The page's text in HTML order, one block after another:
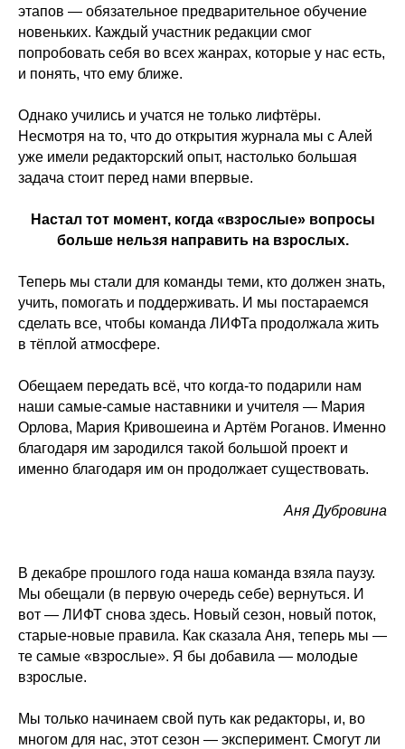
этапов — обязательное предварительное обучение
новеньких. Каждый участник редакции смог
попробовать себя во всех жанрах, которые у нас есть,
и понять, что ему ближе.
Однако учились и учатся не только лифтёры.
Несмотря на то, что до открытия журнала мы с Алей
уже имели редакторский опыт, настолько большая
задача стоит перед нами впервые.
Настал тот момент, когда «взрослые» вопросы
больше нельзя направить на взрослых.
Теперь мы стали для команды теми, кто должен знать,
учить, помогать и поддерживать. И мы постараемся
сделать все, чтобы команда ЛИФТа продолжала жить
в тёплой атмосфере.
Обещаем передать всё, что когда-то подарили нам
наши самые-самые наставники и учителя — Мария
Орлова, Мария Кривошеина и Артём Роганов. Именно
благодаря им зародился такой большой проект и
именно благодаря им он продолжает существовать.
Аня Дубровина
В декабре прошлого года наша команда взяла паузу.
Мы обещали (в первую очередь себе) вернуться. И
вот — ЛИФТ снова здесь. Новый сезон, новый поток,
старые-новые правила. Как сказала Аня, теперь мы —
те самые «взрослые». Я бы добавила — молодые
взрослые.
Мы только начинаем свой путь как редакторы, и, во
многом для нас, этот сезон — эксперимент. Смогут ли